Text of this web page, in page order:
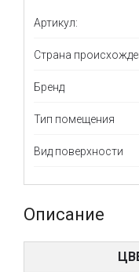
Артикул:
Страна
Бренд
Тип помещения
Вид поверхности
Описание